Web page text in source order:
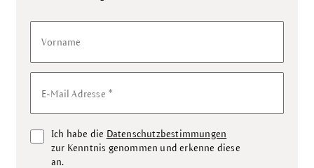
Vorname
E-Mail Adresse *
Ich habe die Datenschutzbestimmungen
zur Kenntnis genommen und erkenne diese
an.